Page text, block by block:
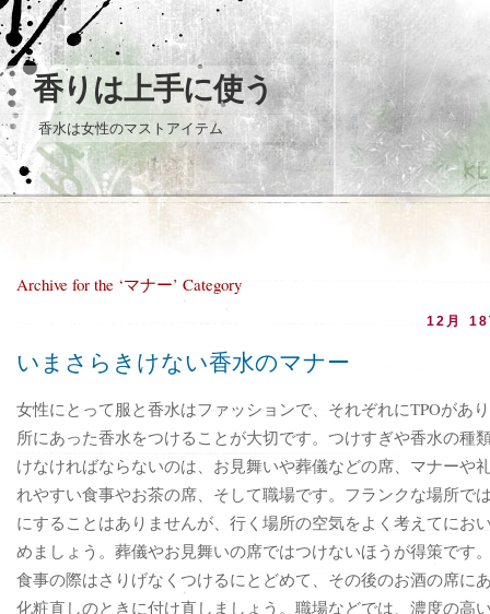
香りは上手に使う
香水は女性のマストアイテム
Archive for the ‘マナー’ Category
12月
いまさらきけない香水のマナー
女性にとって服と香水はファッションで、それぞれにTPOがあ
所にあった香水をつけることが大切です。つけすぎや香水の種
けなければならないのは、お見舞いや葬儀などの席、マナーや
れやすい食事やお茶の席、そして職場です。フランクな場所で
にすることはありませんが、行く場所の空気をよく考えてにお
めましょう。葬儀やお見舞いの席ではつけないほうが得策です
食事の際はさりげなくつけるにとどめて、その後のお酒の席に
化粧直しのときに付け直しましょう。職場などでは、濃度の高